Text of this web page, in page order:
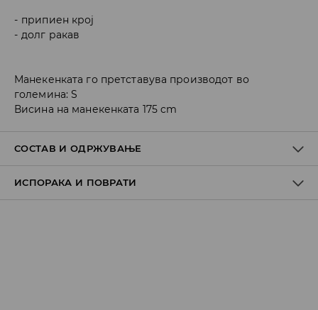
припиен крој
долг ракав
Манекенката го претставува производот во
големина: S
Висина на манекенката 175 cm
СОСТАВ И ОДРЖУВАЊЕ
ПРВА ТКАЕНИНА: 93% ПОЛИЕСТЕР, 7% ЕЛАСТАН
ИСПОРАКА И ПОВРАТИ